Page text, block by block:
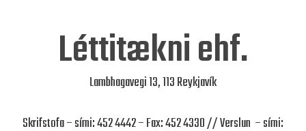
Léttitækni ehf.
Lambhagavegi 13, 113 Reykjavík
Skrifstofa – sími: 452 4442 – Fax: 452 4330 // Verslun – sími: